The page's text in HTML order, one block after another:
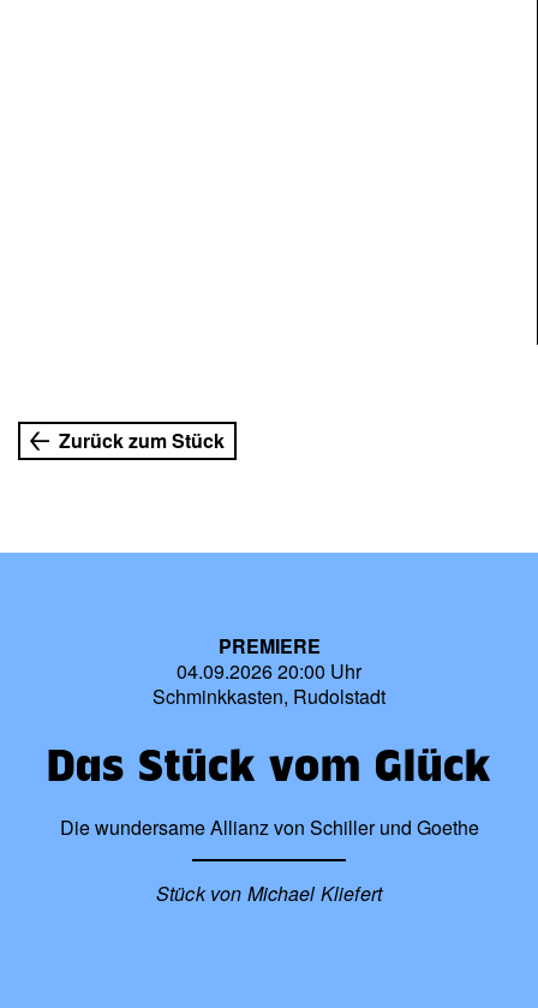
Zurück zum Stück
PREMIERE
04.09.2026 20:00 Uhr
Schminkkasten, Rudolstadt
Das Stück vom Glück
Die wundersame Allianz von Schiller und Goethe
Stück von Michael Kliefert